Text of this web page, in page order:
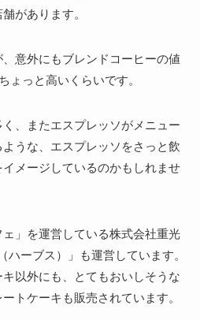
があります。
意外にもブレンドコーヒーの値
ょっと高いくらいです。
、またエスプレッソがメニュー
うな、エスプレッソをさっと飲
メージしているのかもしれませ
」を運営している株式会社重光
ハーブス）」も運営しています。
以外にも、とてもおいしそうな
トケーキも販売されています。